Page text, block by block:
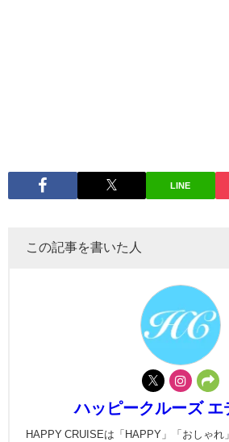
LINE
この記事を書いた人
ハッピークルーズ エ
HAPPY CRUISEは「HAPPY」「おしゃれ